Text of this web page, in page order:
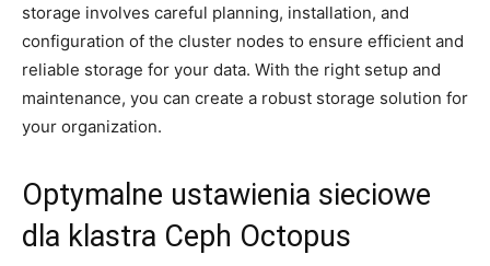
storage ‌involves careful planning, installation, and
configuration of the cluster ‌nodes to ensure efficient ‍and
reliable ⁤storage for your data. ⁢With the right setup and
maintenance,‍ you can⁤ create a robust ​storage solution for
⁤your organization.
Optymalne ustawienia sieciowe⁢
dla klastra ⁤Ceph Octopus